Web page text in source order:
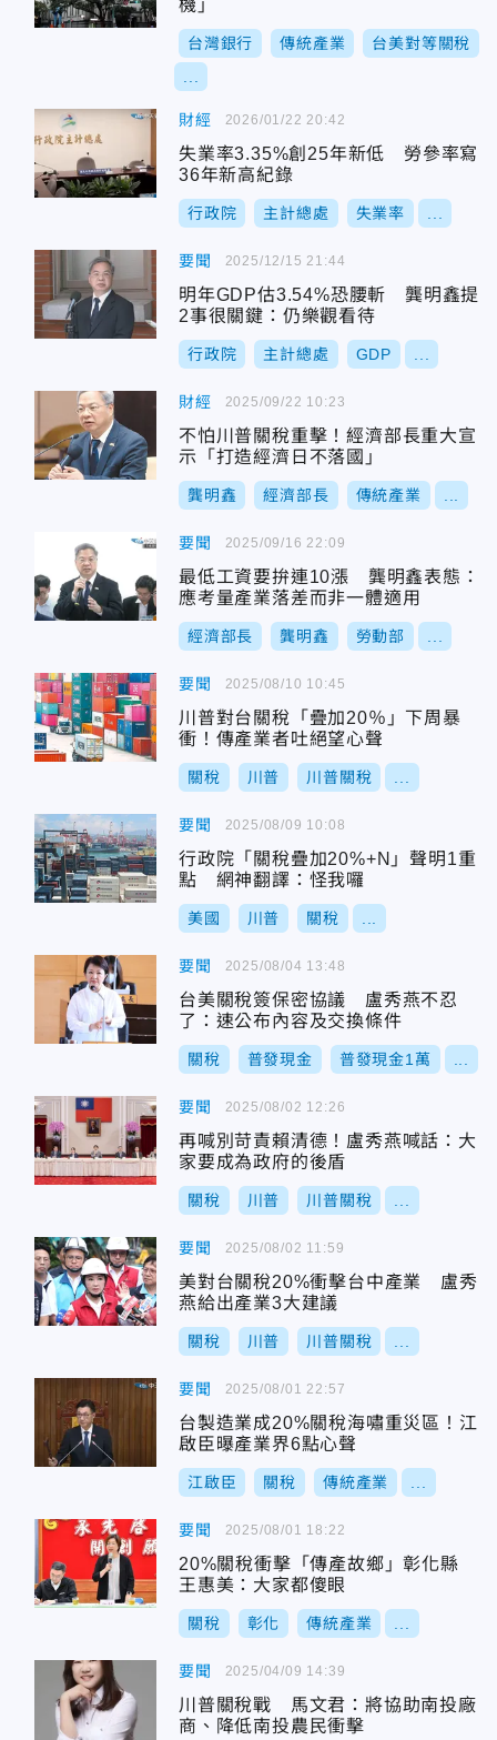
機」
台灣銀行 傳統產業 台美對等關稅
財經
失業率3.35%創25年新低 勞參率寫
36年新高紀錄
行政院 主計總處 失業率
2026/01/22 20:42
要聞
明年GDP估3.54%恐腰斬 龔明鑫提
2事很關鍵：仍樂觀看待
行政院 主計總處 GDP
2025/12/15 21:44
財經
不怕川普關稅重擊！經濟部長重大宣
示「打造經濟日不落國」
龔明鑫 經濟部長 傳統產業
2025/09/22 10:23
要聞
最低工資要拚連10漲 龔明鑫表態：
應考量產業落差而非一體適用
經濟部長 龔明鑫 勞動部
2025/09/16 22:09
要聞
川普對台關稅「疊加20％」下周暴
衝！傳產業者吐絕望心聲
關稅 川普 川普關稅
2025/08/10 10:45
要聞
行政院「關稅疊加20%+N」聲明1重
點 網神翻譯：怪我囉
美國 川普 關稅
2025/08/09 10:08
要聞
台美關稅簽保密協議 盧秀燕不忍
了：速公布內容及交換條件
關稅 普發現金 普發現金1萬
2025/08/04 13:48
要聞
再喊別苛責賴清德！盧秀燕喊話：大
家要成為政府的後盾
關稅 川普 川普關稅
2025/08/02 12:26
要聞
美對台關稅20%衝擊台中產業 盧秀
燕給出產業3大建議
關稅 川普 川普關稅
2025/08/02 11:59
要聞
台製造業成20%關稅海嘯重災區！江
啟臣曝產業界6點心聲
江啟臣 關稅 傳統產業
2025/08/01 22:57
要聞
20%關稅衝擊「傳產故鄉」彰化縣
王惠美：大家都傻眼
關稅 彰化 傳統產業
2025/08/01 18:22
要聞
川普關稅戰 馬文君：將協助南投廠
商、降低南投農民衝擊
2025/04/09 14:39